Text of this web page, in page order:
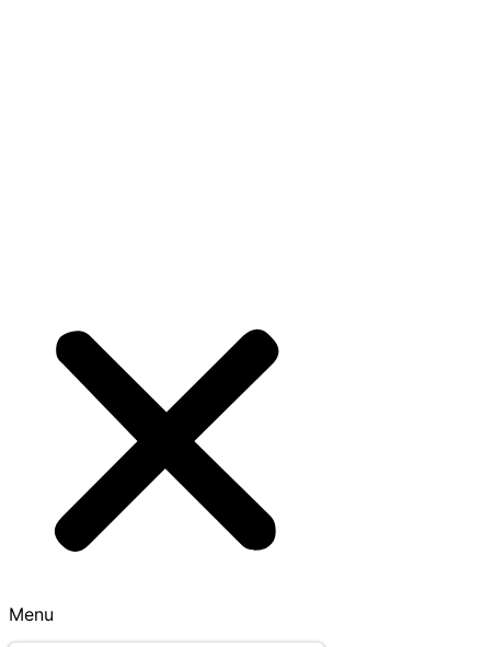
Menu